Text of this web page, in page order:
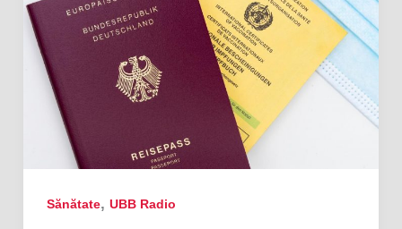
Sănătate, UBB Radio